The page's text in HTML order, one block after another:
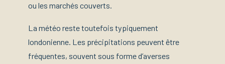
ou les marchés couverts.
La météo reste toutefois typiquement
londonienne. Les précipitations peuvent être
fréquentes, souvent sous forme d’averses